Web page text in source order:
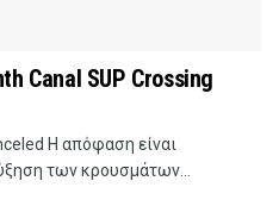
Canal SUP Crossing
Η απόφαση είναι
των κρουσμάτων...